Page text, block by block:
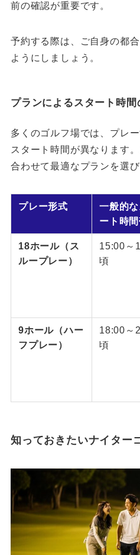
前の確認が重要です。
予約する際は、ご自身の都
ようにしましょう。
プランによるスタート時間
多くのゴルフ場では、プレ
スタート時間が異なります
合わせて最適なプランを選び
プレー形式
一般的な
ート時
18ホール（ス
ループレー）
15:00～
頃
9ホール（ハー
フプレー）
18:00～
頃
知っておきたいナイター